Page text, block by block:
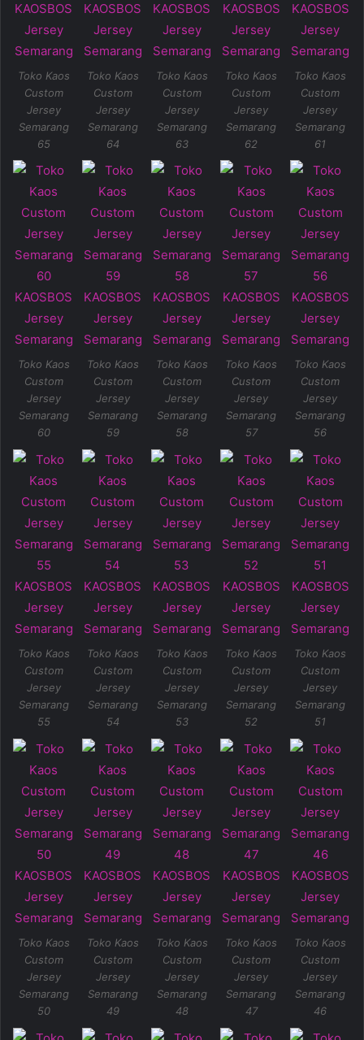
Toko Kaos
Custom
Jersey
Semarang
65
Toko Kaos
Custom
Jersey
Semarang
64
Toko Kaos
Custom
Jersey
Semarang
63
Toko Kaos
Custom
Jersey
Semarang
62
Toko Kaos
Custom
Jersey
Semarang
61
Toko Kaos
Custom
Jersey
Semarang
60
Toko Kaos
Custom
Jersey
Semarang
59
Toko Kaos
Custom
Jersey
Semarang
58
Toko Kaos
Custom
Jersey
Semarang
57
Toko Kaos
Custom
Jersey
Semarang
56
Toko Kaos
Custom
Jersey
Semarang
55
Toko Kaos
Custom
Jersey
Semarang
54
Toko Kaos
Custom
Jersey
Semarang
53
Toko Kaos
Custom
Jersey
Semarang
52
Toko Kaos
Custom
Jersey
Semarang
51
Toko Kaos
Custom
Jersey
Semarang
50
Toko Kaos
Custom
Jersey
Semarang
49
Toko Kaos
Custom
Jersey
Semarang
48
Toko Kaos
Custom
Jersey
Semarang
47
Toko Kaos
Custom
Jersey
Semarang
46